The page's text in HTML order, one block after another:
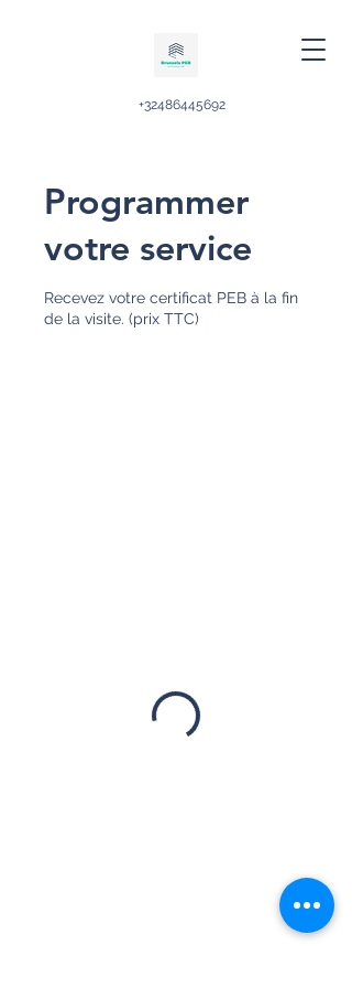
+32486445692
Programmer
votre service
Recevez votre certificat PEB à la fin
de la visite. (prix TTC)